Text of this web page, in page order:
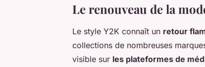
Le renouveau de la
Le style Y2K connaît un retour
collections de nombreuses
visible sur les plateformes de